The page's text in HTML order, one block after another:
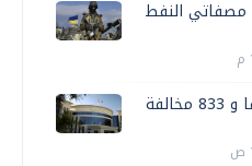
مصفاتي النفط
وزارة الداخلية تضبط 120 ألفا و 833 مخالفة